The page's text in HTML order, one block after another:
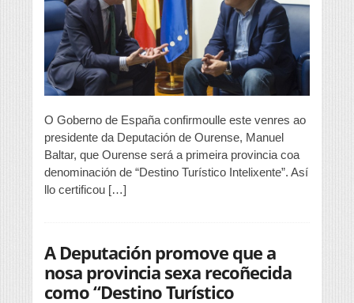
confírmalle
Baltar
que
Ourense
será
a
provincia
coa
denominación
de
“Destino
O Goberno de España confirmoulle este venres ao
presidente da Deputación de Ourense, Manuel
Baltar, que Ourense será a primeira provincia coa
denominación de “Destino Turístico Intelixente”. Así
llo certificou […]
A Deputación promove que a
nosa provincia sexa recoñecida
como “Destino Turístico